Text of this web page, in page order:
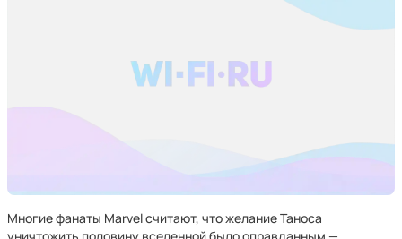
Многие фанаты Marvel считают, что желание Таноса